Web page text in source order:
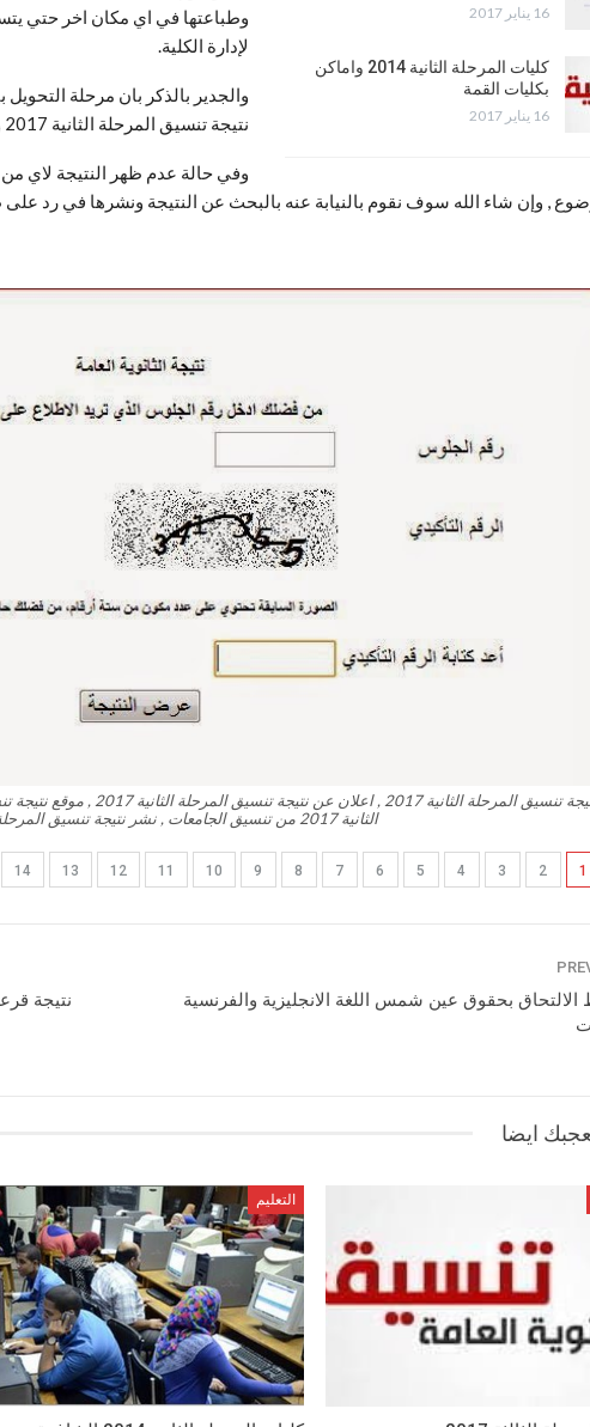
16 يناير 2017
كليات المرحلة الثانية 2014 واماكن
بكليات القمة
16 يناير 2017
وطباعتها في اي مكان اخر حتي
لإدارة الكلية.
والجدير بالذكر بان مرحلة التحويل
نتيجة تنسيق المرحلة الثانية 2017 وذلك للمرحلة الاولى وكذلك المرحلة الثانية معاً.
وفي حالة عدم ظهر النتيجة لاي
, وإن شاء الله سوف نقوم بالنيابة عنه بالبحث عن النتيجة ونشرها في رد
الثانية 2017 من تنسيق الجامعات , نشر نتيجة تنسيق المرحلة الثانية 2017
1
2
3
4
5
6
7
8
9
10
11
12
13
14
بحقوق عين شمس اللغة الانجليزية والفرنسية
ايضا
التعليم